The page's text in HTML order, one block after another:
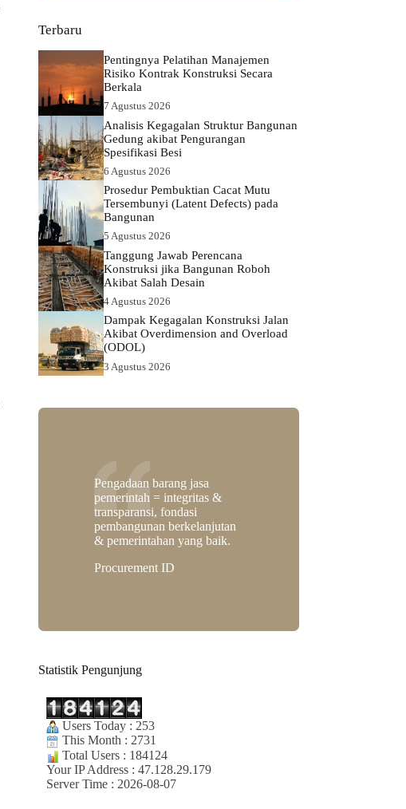
Terbaru
Pentingnya Pelatihan Manajemen
Risiko Kontrak Konstruksi Secara
Berkala
7 Agustus 2026
Analisis Kegagalan Struktur Bangunan
Gedung akibat Pengurangan
Spesifikasi Besi
6 Agustus 2026
Prosedur Pembuktian Cacat Mutu
Tersembunyi (Latent Defects) pada
Bangunan
5 Agustus 2026
Tanggung Jawab Perencana
Konstruksi jika Bangunan Roboh
Akibat Salah Desain
4 Agustus 2026
Dampak Kegagalan Konstruksi Jalan
Akibat Overdimension and Overload
(ODOL)
3 Agustus 2026
Pengadaan barang jasa
pemerintah = integritas &
transparansi, fondasi
pembangunan berkelanjutan
& pemerintahan yang baik.
Procurement ID
Statistik Pengunjung
Users Today : 253
This Month : 2731
Total Users : 184124
Your IP Address : 47.128.29.179
Server Time : 2026-08-07